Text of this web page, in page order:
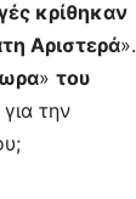
κρίθηκαν
Αριστερά».
» του
την